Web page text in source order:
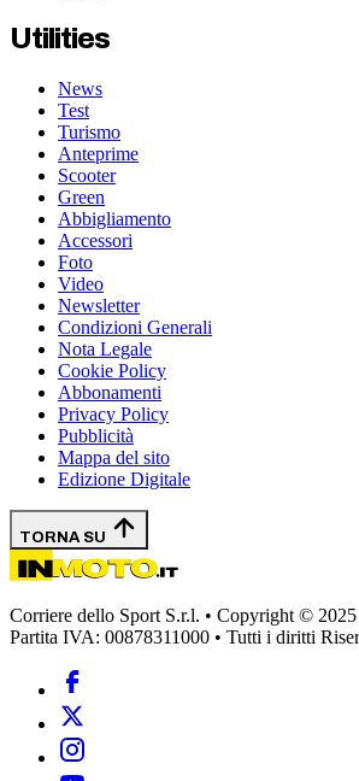
Utilities
News
Test
Turismo
Anteprime
Scooter
Green
Abbigliamento
Accessori
Foto
Video
Newsletter
Condizioni Generali
Nota Legale
Cookie Policy
Abbonamenti
Privacy Policy
Pubblicità
Mappa del sito
Edizione Digitale
TORNA SU
Corriere dello Sport S.r.l. • Copyright © 2025
Partita IVA: 00878311000 • Tutti i diritti